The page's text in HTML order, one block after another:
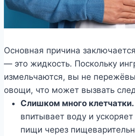
Основная причина
— это жидкость. Поскольку
измельчаются, вы не
овощи, что может вызвать
Слишком много клетчатки.
впитывает воду и
пищи через